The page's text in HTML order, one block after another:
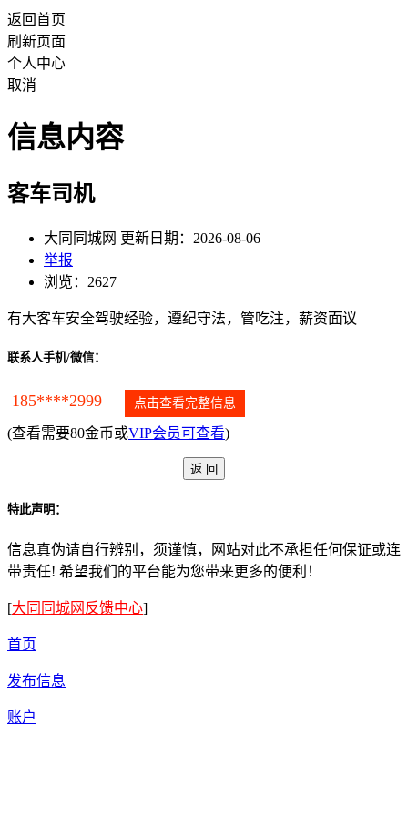
返回首页
刷新页面
个人中心
取消
信息内容
客车司机
大同同城网 更新日期：2026-08-06
举报
浏览：2627
有大客车安全驾驶经验，遵纪守法，管吃注，薪资面议
联系人手机/微信：
185****2999 点击查看完整信息
(查看需要80金币或VIP会员可查看)
特此声明：
信息真伪请自行辨别，须谨慎，网站对此不承担任何保证或连
带责任! 希望我们的平台能为您带来更多的便利！
[大同同城网反馈中心]
首页
发布信息
账户